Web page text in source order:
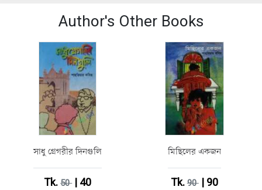
Author's Other Books
সাধু গ্রেগরীর দিনগুলি
Tk.50| 40
মিছিলের একজন
Tk.90| 90